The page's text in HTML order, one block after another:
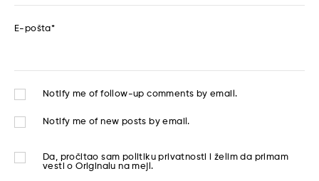
E-pošta*
Notify me of follow-up comments by email.
Notify me of new posts by email.
Da, pročitao sam politiku privatnosti
i želim da primam
vesti o Originalu na mejl.